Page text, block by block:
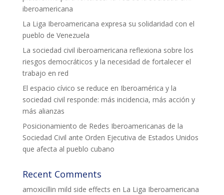
iberoamericana
La Liga Iberoamericana expresa su solidaridad con el
pueblo de Venezuela
La sociedad civil iberoamericana reflexiona sobre los
riesgos democráticos y la necesidad de fortalecer el
trabajo en red
El espacio cívico se reduce en Iberoamérica y la
sociedad civil responde: más incidencia, más acción y
más alianzas
Posicionamiento de Redes Iberoamericanas de la
Sociedad Civil ante Orden Ejecutiva de Estados Unidos
que afecta al pueblo cubano
Recent Comments
amoxicillin mild side effects en La Liga Iberoamericana